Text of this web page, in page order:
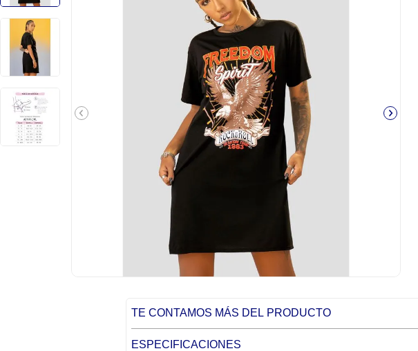
TE CONTAMOS MÁS DEL PRODUCTO
ESPECIFICACIONES